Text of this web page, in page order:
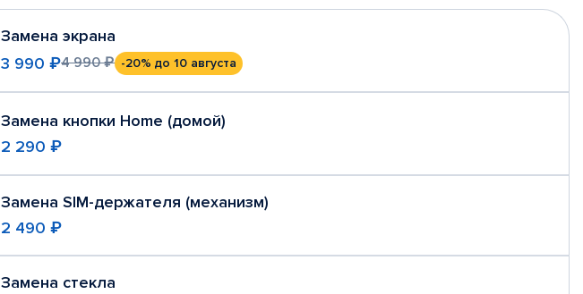
Замена экрана
3 990 ₽4 990 ₽ -20% до 10 августа
Замена кнопки Home (домой)
2 290 ₽
Замена SIM-держателя (механизм)
2 490 ₽
Замена стекла